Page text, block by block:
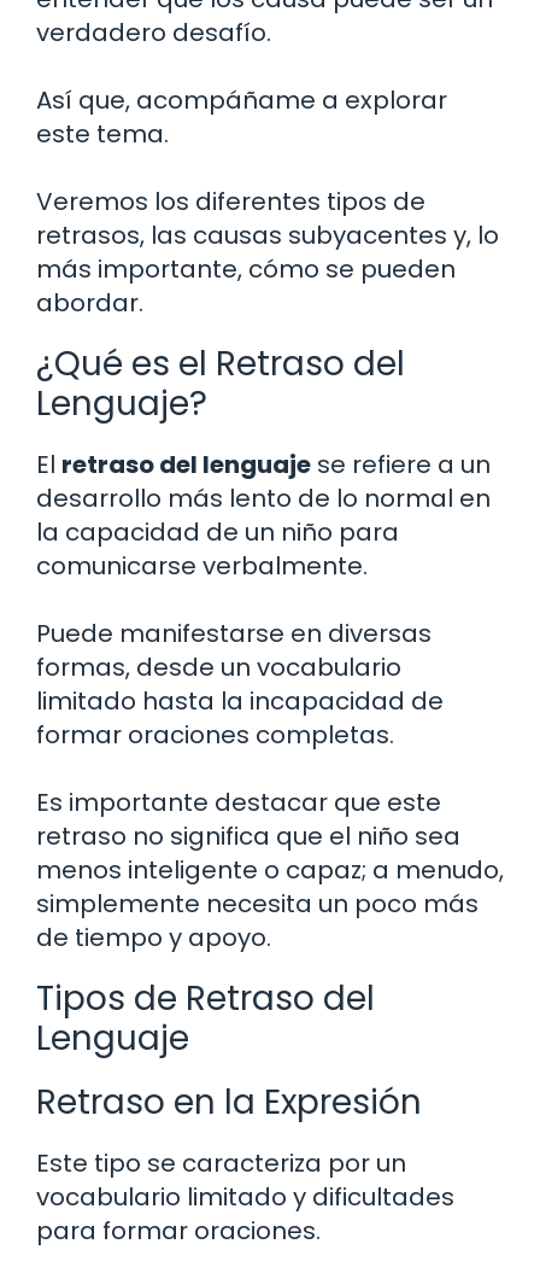
verdadero desafío.
Así que, acompáñame a explorar
este tema.
Veremos los diferentes tipos de
retrasos, las causas subyacentes y, lo
más importante, cómo se pueden
abordar.
¿Qué es el Retraso del
Lenguaje?
El retraso del lenguaje se refiere a un
desarrollo más lento de lo normal en
la capacidad de un niño para
comunicarse verbalmente.
Puede manifestarse en diversas
formas, desde un vocabulario
limitado hasta la incapacidad de
formar oraciones completas.
Es importante destacar que este
retraso no significa que el niño sea
menos inteligente o capaz; a menudo,
simplemente necesita un poco más
de tiempo y apoyo.
Tipos de Retraso del
Lenguaje
Retraso en la Expresión
Este tipo se caracteriza por un
vocabulario limitado y dificultades
para formar oraciones.